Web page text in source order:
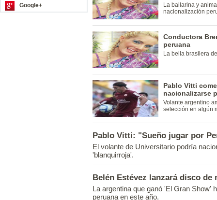
Google+
La bailarina y
nacionalización
Conductora
peruana
La bella brasilera
Pablo Vitti
nacionalizarse
Volante argentino
selección en algún
Pablo Vitti: "Sueño jugar por
El volante de Universitario podría
'blanquirroja'.
Belén Estévez lanzará disco de
La argentina que ganó 'El Gran Show'
peruana en este año.